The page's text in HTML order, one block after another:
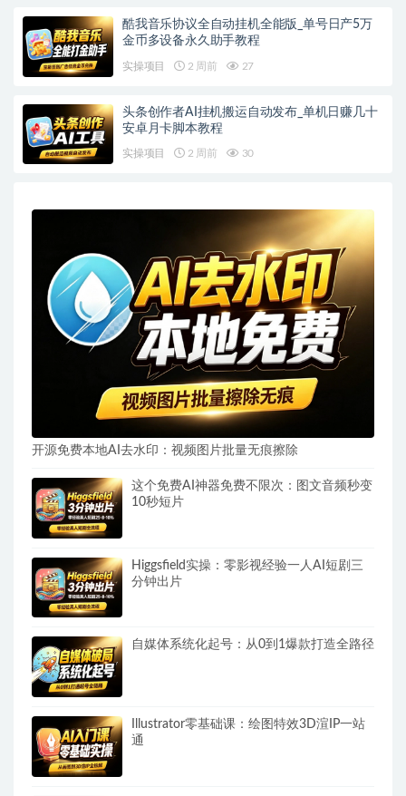
酷我音乐协议全自动挂机全能版_单号日产5万
金币多设备永久助手教程
实操项目 2 周前 27
头条创作者AI挂机搬运自动发布_单机日赚几十
安卓月卡脚本教程
实操项目 2 周前 30
开源免费本地AI去水印：视频图片批量无痕擦除
这个免费AI神器免费不限次：图文音频秒变
10秒短片
Higgsfield实操：零影视经验一人AI短剧三
分钟出片
自媒体系统化起号：从0到1爆款打造全路径
Illustrator零基础课：绘图特效3D渲IP一站
通